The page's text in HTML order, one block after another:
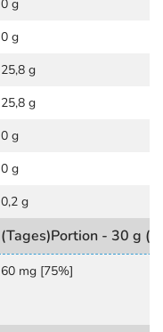
0 g
0 g
25,8 g
25,8 g
0 g
0 g
0,2 g
(Tages)Portion - 30 g
60 mg [75%]